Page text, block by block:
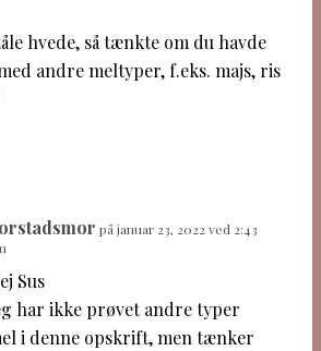
hvede, så tænkte om du havde
andre meltyper, f.eks. majs, ris
på januar 23, 2022 ved 2:43
Sus
har ikke prøvet andre typer
i denne opskrift, men tænker